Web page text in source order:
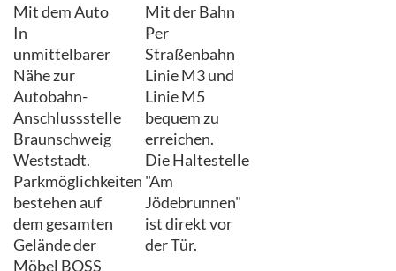
Mit dem Auto
In
unmittelbarer
Nähe zur
Autobahn-
Anschlussstelle
Braunschweig
Weststadt.
Parkmöglichkeiten
bestehen auf
dem gesamten
Gelände der
Möbel BOSS
Mit der Bahn
Per
Straßenbahn
Linie M3 und
Linie M5
bequem zu
erreichen.
Die Haltestelle
"Am
Jödebrunnen"
ist direkt vor
der Tür.